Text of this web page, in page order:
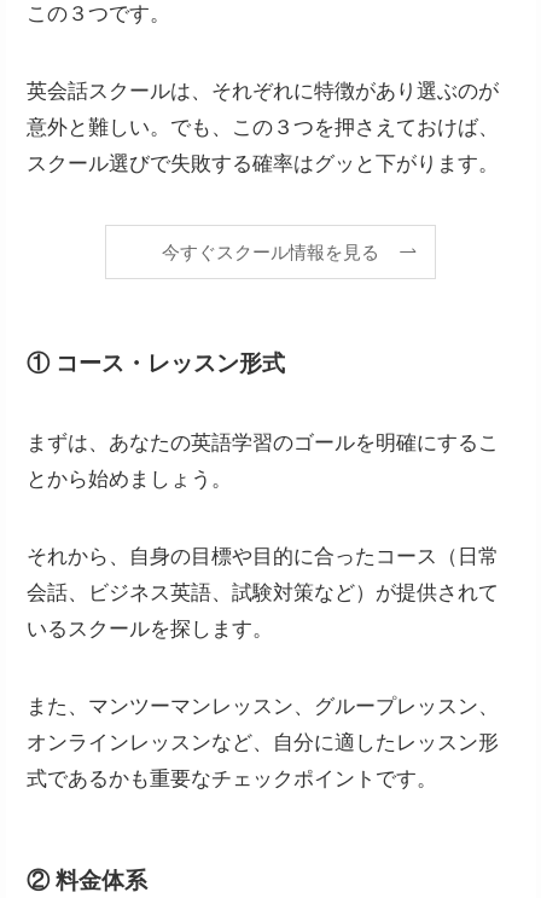
この３つです。
英会話スクールは、それぞれに特徴があり選ぶのが
意外と難しい。でも、この３つを押さえておけば、
スクール選びで失敗する確率はグッと下がります。
今すぐスクール情報を見る
① コース・レッスン形式
まずは、あなたの英語学習のゴールを明確にするこ
とから始めましょう。
それから、自身の目標や目的に合ったコース（日常
会話、ビジネス英語、試験対策など）が提供されて
いるスクールを探します。
また、マンツーマンレッスン、グループレッスン、
オンラインレッスンなど、自分に適したレッスン形
式であるかも重要なチェックポイントです。
② 料金体系